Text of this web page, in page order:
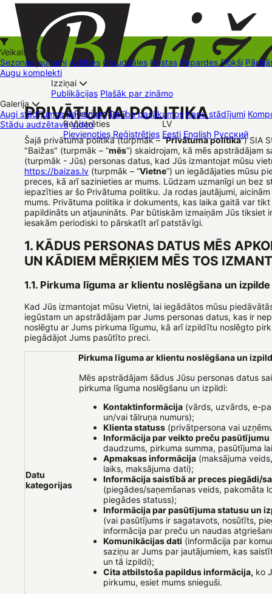
+37126545879
Stādu grozs
Pievienoties /
Reģistrēties
Pievienoties Reģistrēties
LV
Eesti English Русский
Veikals
Sezonas jaunumi Astilbes Graudzāles Hostas Papardes Flokši
Augu komplekti
Izziņai
Publikācijas Plašāk par zināmo
Galerija
Augi stādījumos Balkoniem Dalība pasākumos Kapu stādījumi
Stādu audzētava Video
Tirdzniecības vietas Kontakti Dāvanu kartes Augu komplekti
PRIVĀTUMA POLITIKA
Šajā privātuma politikā (turpmāk – “Privātuma politika”) SIA
"Baižas" (turpmāk – “mēs”) skaidrojam, kā mēs apstrādājam
(turpmāk - Jūs) personas datus, kad Jūs izmantojat mūsu
https://baizas.lv (turpmāk – “Vietne”) un iegādājaties mūsu
preces, kā arī sazinieties ar mums. Lūdzam uzmanīgi un bez
iepazīties ar šo Privātuma politiku. Ja rodas jautājumi,
mums. Privātuma politika ir dokuments, kas laika gaitā var
papildināts un atjaunināts. Par būtiskām izmaiņām Jūs tiksiet
iesakām periodiski to pārskatīt arī patstāvīgi.
1. KĀDUS PERSONAS DATUS MĒS
UN KĀDIEM MĒRĶIEM MĒS TOS
1.1. Pirkuma līguma ar klientu noslēgšana un izpilde
Kad Jūs izmantojat mūsu Vietni, lai iegādātos mūsu
iegūstam un apstrādājam par Jums personas datus, kas ir
noslēgtu ar Jums pirkuma līgumu, kā arī izpildītu noslēgto
piegādājot Jums pasūtīto preci.
Pirkuma līguma ar klientu noslēgšana un
Datu
kategorijas
Mēs apstrādājam šādus Jūsu personas datus
pirkuma līguma noslēgšanu un izpildi:
Kontaktinformācija (vārds, uzvārds, e-
un/vai tālruņa numurs);
Klienta statuss (privātpersona vai
Informācija par veikto preču pasūtījumu
daudzums, pirkuma summa, pasūtījuma
Apmaksas informācija (maksājuma
laiks, maksājuma dati);
Informācija saistībā ar preces piegādi/
(piegādes/saņemšanas veids, pakomāta
piegādes statuss);
Informācija par pasūtījuma statusu un
(vai pasūtījums ir sagatavots, nosūtīts,
informācija par preču un naudas
Komunikācijas dati (informācija par
saziņu ar Jums par jautājumiem, kas
un tā izpildi);
Cita atbilstoša papildus informācija, ko
pirkumu, esiet mums snieguši.